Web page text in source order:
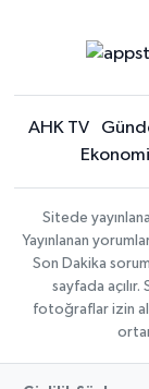
AHK TV
Ekonomi
Sitede
Yayınlanan
Son Dakika
sayfada
fotoğraflar izin